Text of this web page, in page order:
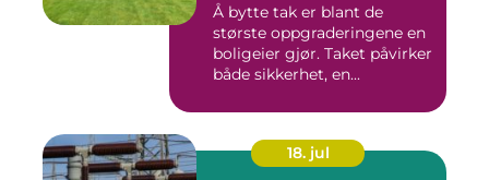
Å bytte tak er blant de
største oppgraderingene en
boligeier gjør. Taket påvirker
både sikkerhet, en...
18. jul